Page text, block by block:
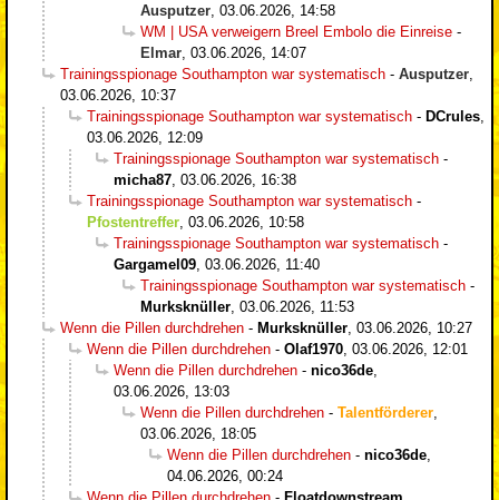
Ausputzer 03.06.2026, 14:58
WM | USA verweigern Breel Embolo die Einreise -
Elmar 03.06.2026, 14:07
Trainingsspionage Southampton war systematisch - Ausputzer
03.06.2026, 10:37
Trainingsspionage Southampton war systematisch - DCrules
03.06.2026, 12:09
Trainingsspionage Southampton war systematisch -
micha87 03.06.2026, 16:38
Trainingsspionage Southampton war systematisch -
Pfostentreffer 03.06.2026, 10:58
Trainingsspionage Southampton war systematisch -
Gargamel09 03.06.2026, 11:40
Trainingsspionage Southampton war systematisch -
Murksknüller 03.06.2026, 11:53
Wenn die Pillen durchdrehen - Murksknüller 03.06.2026, 10:27
Wenn die Pillen durchdrehen - Olaf1970 03.06.2026, 12:01
Wenn die Pillen durchdrehen - nico36de
03.06.2026, 13:03
Wenn die Pillen durchdrehen - Talentförderer
03.06.2026, 18:05
Wenn die Pillen durchdrehen - nico36de
04.06.2026, 00:24